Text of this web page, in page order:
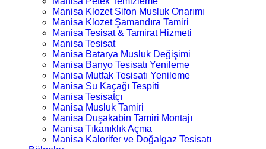
Manisa Klozet Sifon Musluk Onarımı
Manisa Klozet Şamandıra Tamiri
Manisa Tesisat & Tamirat Hizmeti
Manisa Tesisat
Manisa Batarya Musluk Değişimi
Manisa Banyo Tesisatı Yenileme
Manisa Mutfak Tesisatı Yenileme
Manisa Su Kaçağı Tespiti
Manisa Tesisatçı
Manisa Musluk Tamiri
Manisa Duşakabin Tamiri Montajı
Manisa Tıkanıklık Açma
Manisa Kalorifer ve Doğalgaz Tesisatı